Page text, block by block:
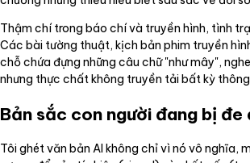
Thậm chí trong báo chí và truyền hình, tình
Các bài tường thuật, kịch bản phim truyền
chỗ chứa đựng những câu chữ "như mây",
nhưng thực chất không truyền tải bất kỳ
Bản sắc con người đang bị đe
Tôi ghét văn bản AI không chỉ vì nó vô nghĩa,